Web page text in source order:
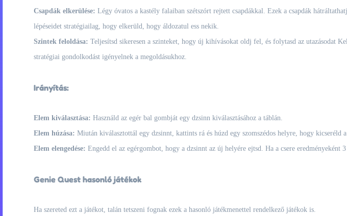
Csapdák elkerülése: Légy óvatos a kastély falaiban szétszórt rejtett csapdákkal. Ezek a csapdák
lépéseidet stratégiailag, hogy elkerüld, hogy áldozatul ess nekik.
Szintek feloldása: Teljesítsd sikeresen a szinteket, hogy új kihívásokat oldj fel, és folytasd az utazásodat
stratégiai gondolkodást igényelnek a megoldásukhoz.
Irányítás:
Elem kiválasztása: Használd az egér bal gombját egy dzsinn kiválasztásához a táblán.
Elem húzása: Miután kiválasztottál egy dzsinnt, kattints rá és húzd egy szomszédos helyre, hogy kicseréld
Elem elengedése: Engedd el az egérgombot, hogy a dzsinnt az új helyére ejtsd. Ha a csere
Genie Quest hasonló játékok
Ha szereted ezt a játékot, talán tetszeni fognak ezek a hasonló játékmenettel rendelkező játékok is.